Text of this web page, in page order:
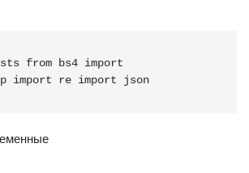
from bs4 import
import re import json